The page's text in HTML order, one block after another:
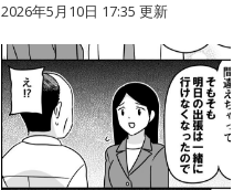
2026年5月10日 17:35 更新